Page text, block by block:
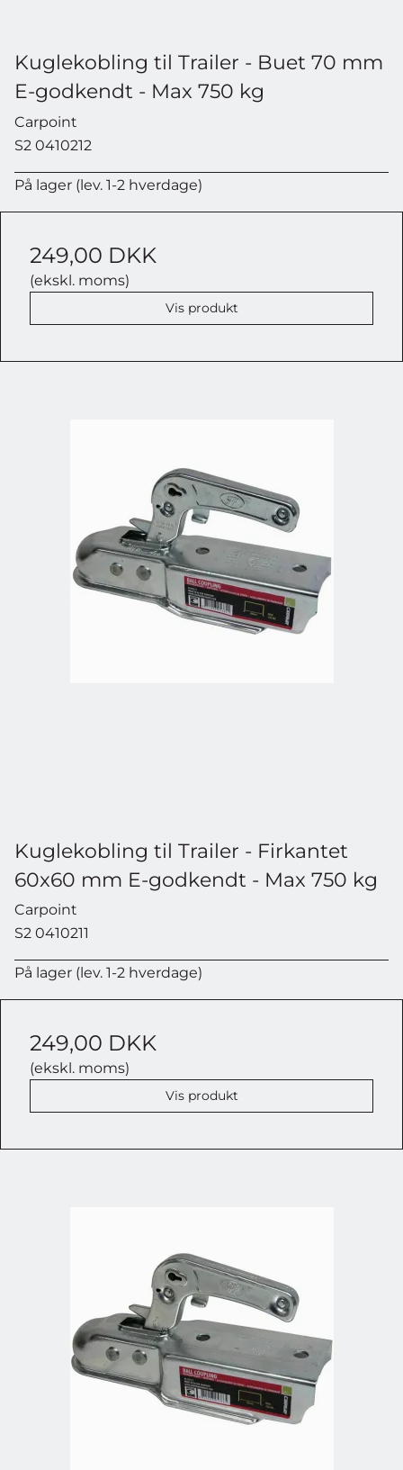
Kuglekobling til Trailer - Buet 70 mm
E-godkendt - Max 750 kg
Carpoint
S2 0410212
På lager (lev. 1-2 hverdage)
249,00 DKK
(ekskl. moms)
Vis produkt
Kuglekobling til Trailer - Firkantet
60x60 mm E-godkendt - Max 750 kg
Carpoint
S2 0410211
På lager (lev. 1-2 hverdage)
249,00 DKK
(ekskl. moms)
Vis produkt